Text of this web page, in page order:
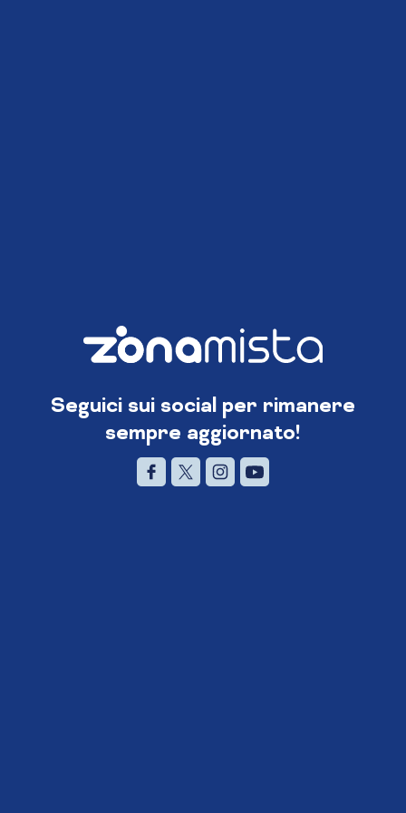
Seguici sui social per rimanere
sempre aggiornato!